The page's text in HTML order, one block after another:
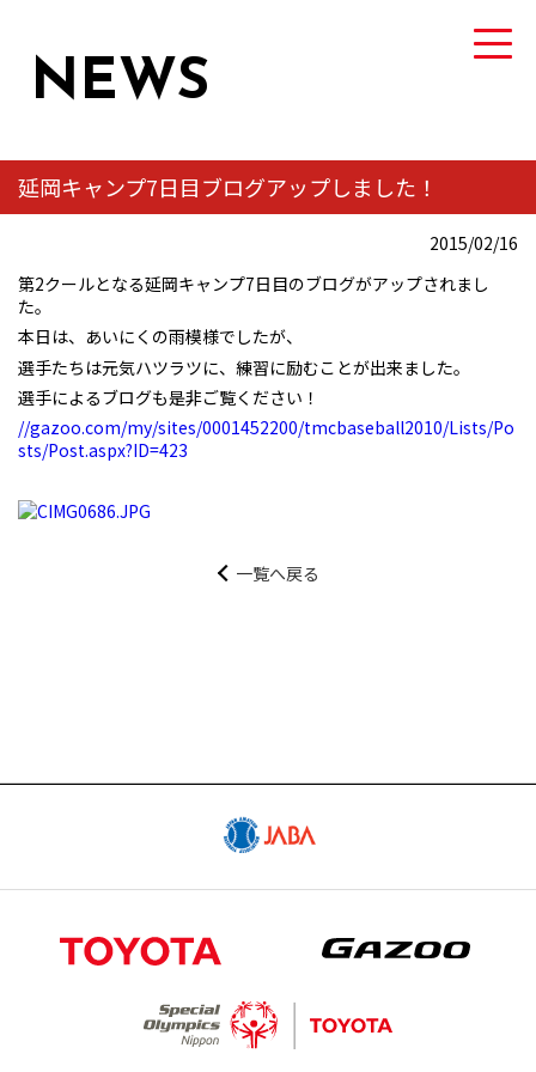
TEAM
MEMBER
選手・スタッフ紹介
NEWS
ニュース
試合予定日程やスタメン・試合結果
へ」
CONTACT
出演依頼
NEWS
延岡キャンプ7日目ブログアップしました！
2015/02/16
第2クールとなる延岡キャンプ7日目のブログがアップされまし
た。
本日は、あいにくの雨模様でしたが、
選手たちは元気ハツラツに、練習に励むことが出来ました。
選手によるブログも是非ご覧ください！
//gazoo.com/my/sites/0001452200/tmcbaseball2010/Lists/Po
sts/Post.aspx?ID=423
一覧へ戻る